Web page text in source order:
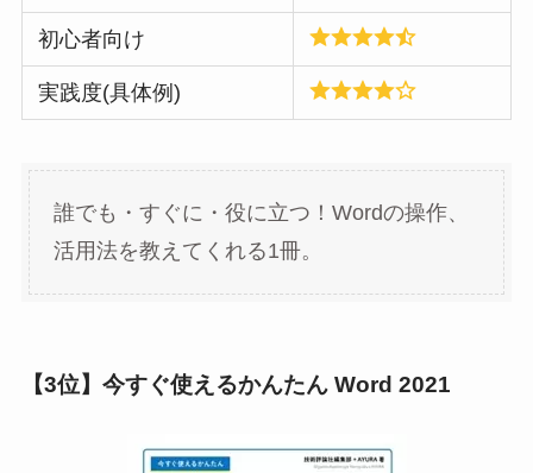
初心者向け
実践度(具体例)
誰でも・すぐに・役に立つ！Wordの操作、
活用法を教えてくれる1冊。
【3位】今すぐ使えるかんたん Word 2021